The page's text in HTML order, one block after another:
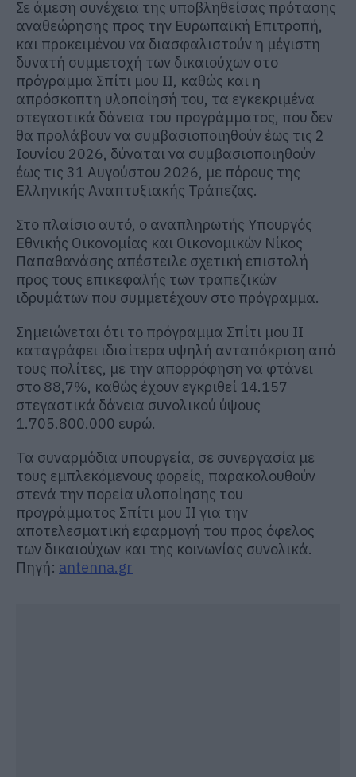
Σε άμεση συνέχεια της υποβληθείσας πρότασης
αναθεώρησης προς την Ευρωπαϊκή Επιτροπή,
και προκειμένου να διασφαλιστούν η μέγιστη
δυνατή συμμετοχή των δικαιούχων στο
πρόγραμμα Σπίτι μου ΙΙ, καθώς και η
απρόσκοπτη υλοποίησή του, τα εγκεκριμένα
στεγαστικά δάνεια του προγράμματος, που δεν
θα προλάβουν να συμβασιοποιηθούν έως τις 2
Ιουνίου 2026, δύναται να συμβασιοποιηθούν
έως τις 31 Αυγούστου 2026, με πόρους της
Ελληνικής Αναπτυξιακής Τράπεζας.
Στο πλαίσιο αυτό, ο αναπληρωτής Υπουργός
Εθνικής Οικονομίας και Οικονομικών Νίκος
Παπαθανάσης απέστειλε σχετική επιστολή
προς τους επικεφαλής των τραπεζικών
ιδρυμάτων που συμμετέχουν στο πρόγραμμα.
Σημειώνεται ότι το πρόγραμμα Σπίτι μου ΙΙ
καταγράφει ιδιαίτερα υψηλή ανταπόκριση από
τους πολίτες, με την απορρόφηση να φτάνει
στο 88,7%, καθώς έχουν εγκριθεί 14.157
στεγαστικά δάνεια συνολικού ύψους
1.705.800.000 ευρώ.
Τα συναρμόδια υπουργεία, σε συνεργασία με
τους εμπλεκόμενους φορείς, παρακολουθούν
στενά την πορεία υλοποίησης του
προγράμματος Σπίτι μου ΙΙ για την
αποτελεσματική εφαρμογή του προς όφελος
των δικαιούχων και της κοινωνίας συνολικά.
Πηγή: antenna.gr